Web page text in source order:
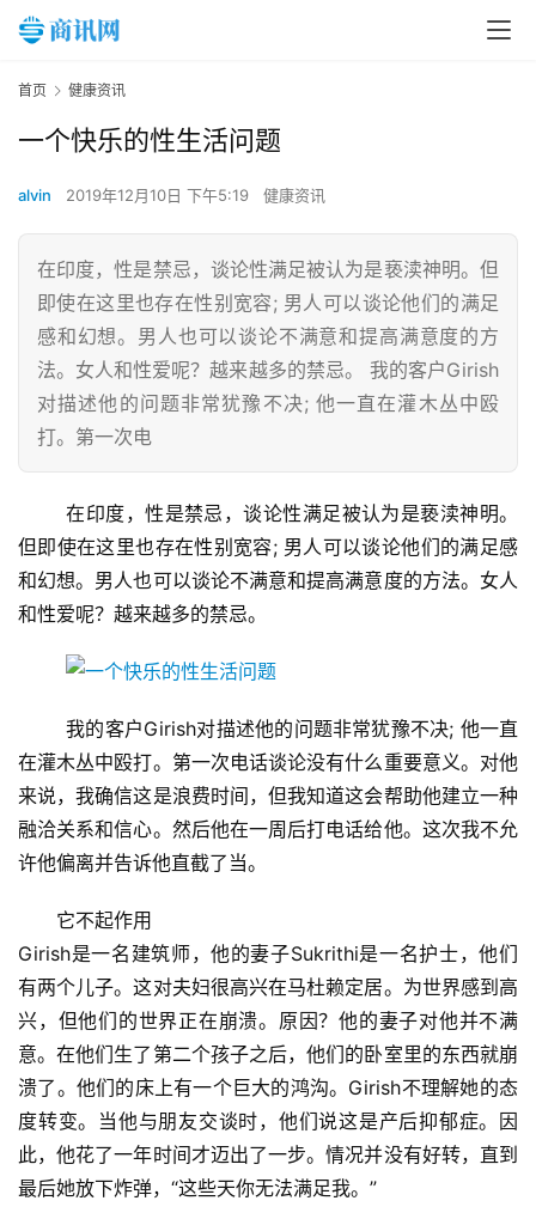
首页 健康资讯
一个快乐的性生活问题
alvin 2019年12月10日 下午5:19 健康资讯
在印度，性是禁忌，谈论性满足被认为是亵渎神明。但
即使在这里也存在性别宽容; 男人可以谈论他们的满足
感和幻想。男人也可以谈论不满意和提高满意度的方
法。女人和性爱呢？越来越多的禁忌。 我的客户Girish
对描述他的问题非常犹豫不决; 他一直在灌木丛中殴
打。第一次电
	在印度，性是禁忌，谈论性满足被认为是亵渎神明。
但即使在这里也存在性别宽容; 男人可以谈论他们的满足感
和幻想。男人也可以谈论不满意和提高满意度的方法。女人
和性爱呢？越来越多的禁忌。
	我的客户Girish对描述他的问题非常犹豫不决; 他一直
在灌木丛中殴打。第一次电话谈论没有什么重要意义。对他
来说，我确信这是浪费时间，但我知道这会帮助他建立一种
融洽关系和信心。然后他在一周后打电话给他。这次我不允
许他偏离并告诉他直截了当。
它不起作用
Girish是一名建筑师，他的妻子Sukrithi是一名护士，他们
有两个儿子。这对夫妇很高兴在马杜赖定居。为世界感到高
兴，但他们的世界正在崩溃。原因？他的妻子对他并不满
意。在他们生了第二个孩子之后，他们的卧室里的东西就崩
溃了。他们的床上有一个巨大的鸿沟。Girish不理解她的态
度转变。当他与朋友交谈时，他们说这是产后抑郁症。因
此，他花了一年时间才迈出了一步。情况并没有好转，直到
最后她放下炸弹，“这些天你无法满足我。”